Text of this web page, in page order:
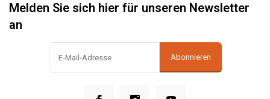
Melden Sie sich hier für unseren Newsletter
an
Abonnieren